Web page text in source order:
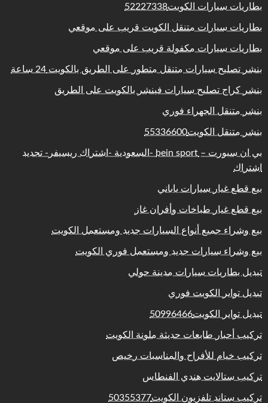
بطاريات سيارات الكويت52227338
بطاريات سيارات متنقل الكويت قريب على موقعي
بطاريات سيارات مكفولة قريب على موقعي
بنشر تصليح سيارات متنقل متطور على الطريق بالكويت 24 ساعة
بنشر كراج تصليح سيارات فينشر بالكويت على الطريق
بنشر متنقل الجهراء فوري
بنشر متنقل الكويت55336600
بي ان سبورت – bein sport -السعودية -اشتراك ريسيفر- تجديد
اشتراك
بيع قطع غيار سيارات ياباني
بيع قطع غيار طباخات وأفران غاز
بيع وشراء جميع أنواع السيارات جديد ومستعمل الكويت
بيع وشراء سيارات جديد ومستعمل فوري الكويت
تبديل بطاريات سيارات مدينة حولي
تبديل تواير الكويت فوري
تبديل تواير الكويت50996466
تركيب أحبار طابعات حديثة ملونة الكويت
تركيب خيام للأفراح والمناسبات رخيص
تركيب ستالايت هندي الفنطاس
تركيب ستاند تلفزيون الكويت50355377